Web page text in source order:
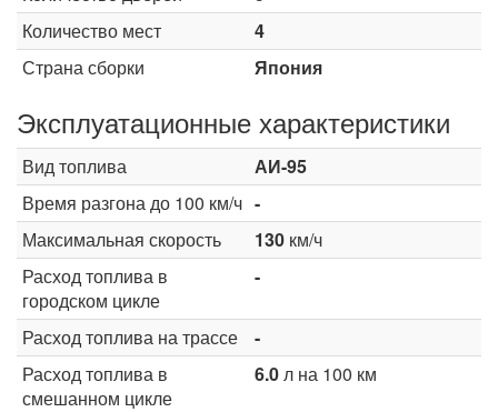
Количество мест
4
Страна сборки
Япония
Эксплуатационные характеристики
Вид топлива
АИ-95
Время разгона до 100 км/ч -
Максимальная скорость
130 км/ч
Расход топлива в
городском цикле
-
Расход топлива на трассе
-
Расход топлива в
смешанном цикле
6.0л на 100 км